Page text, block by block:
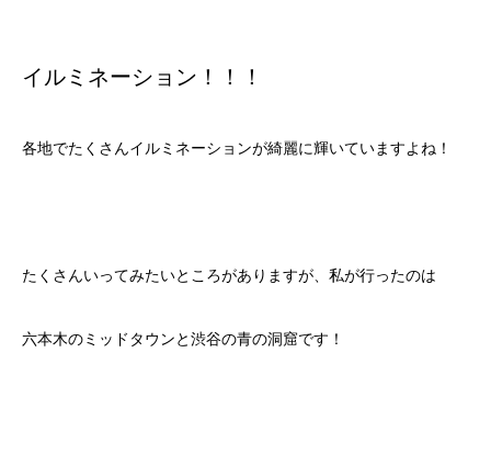
イルミネーション！！！
各地でたくさんイルミネーションが綺麗に輝いていますよね！
たくさんいってみたいところがありますが、私が行ったのは
六本木のミッドタウンと渋谷の青の洞窟です！